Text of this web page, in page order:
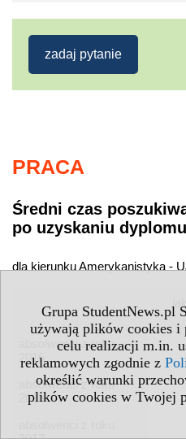
Grupa StudentNews.pl
używają plików cookies i
celu realizacji m.in.
reklamowych zgodnie z
określić warunki
plików cookies w Twojej
zadaj pytanie
PRACA
Średni czas
po uzyskaniu
dla kierunku Amerykanistyka -
absolwenci z roku
2015
absolwenci z roku
2016